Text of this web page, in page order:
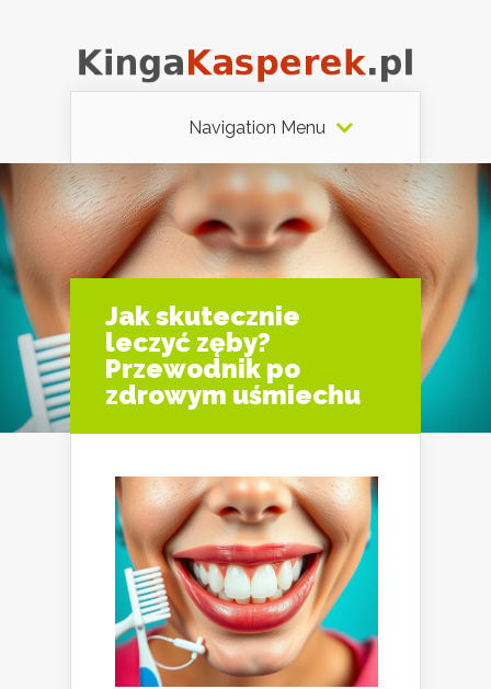
Navigation Menu
Jak skutecznie
leczyć zęby?
Przewodnik po
zdrowym uśmiechu